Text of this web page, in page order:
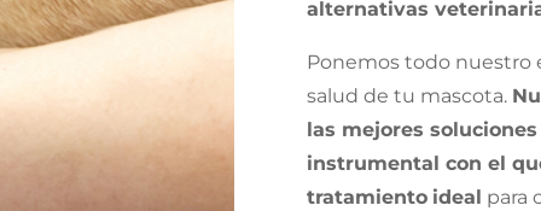
alternativas
Ponemos todo nuestro
salud de tu mascota.
las mejores
instrumental con el
tratamiento ideal para